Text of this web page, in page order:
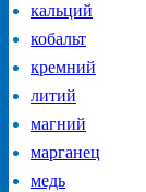
кальций
кобальт
кремний
литий
магний
марганец
медь